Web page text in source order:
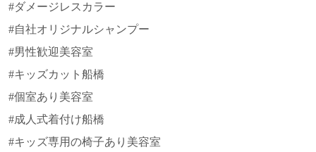
#ダメージレスカラー
#自社オリジナルシャンプー
#男性歓迎美容室
#キッズカット船橋
#個室あり美容室
#成人式着付け船橋
#キッズ専用の椅子あり美容室